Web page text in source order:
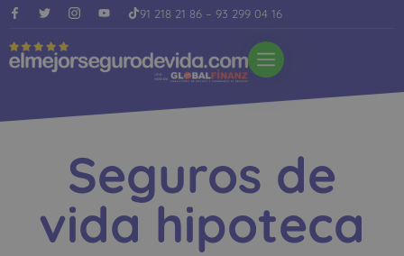
91 218 21 86 – 93 299 04 16
Seguros de
vida hipoteca